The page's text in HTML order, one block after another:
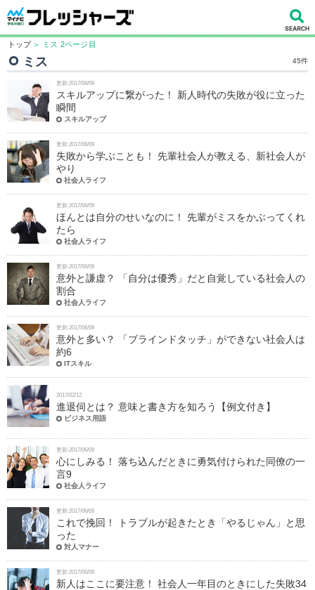
トップ ＞ ミス 2ページ目
ミス 45件
更新:2017/06/09
スキルアップに繋がった！ 新人時代の失敗が役に立った
瞬間
スキルアップ
更新:2017/06/09
失敗から学ぶことも！ 先輩社会人が教える、新社会人が
やり
社会人ライフ
更新:2017/06/09
ほんとは自分のせいなのに！ 先輩がミスをかぶってくれ
たら
社会人ライフ
更新:2017/06/09
意外と謙虚？ 「自分は優秀」だと自覚している社会人の
割合
社会人ライフ
更新:2017/06/09
意外と多い？ 「ブラインドタッチ」ができない社会人は
約6
ITスキル
2017/02/12
進退伺とは？ 意味と書き方を知ろう【例文付き】
ビジネス用語
更新:2017/06/09
心にしみる！ 落ち込んだときに勇気付けられた同僚の一
言9
社会人ライフ
更新:2017/06/09
これで挽回！ トラブルが起きたとき「やるじゃん」と思
った
対人マナー
更新:2017/06/09
新人はここに要注意！ 社会人一年目のときにした失敗34